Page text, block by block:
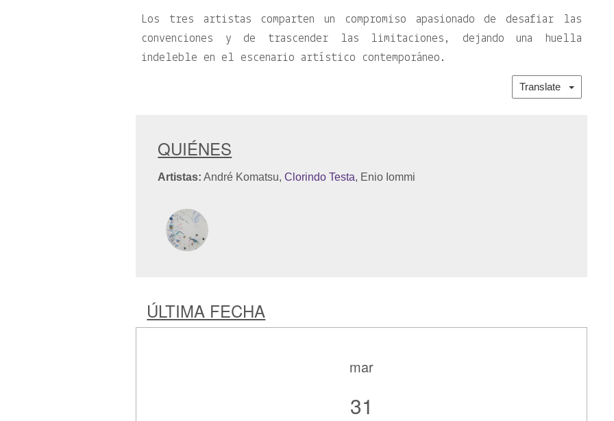
Los tres artistas comparten un compromiso apasionado de desafiar las
convenciones y de trascender las limitaciones, dejando una huella
indeleble en el escenario artístico contemporáneo.
Translate
QUIÉNES
Artistas: André Komatsu,Clorindo Testa, Enio Iommi
ÚLTIMA FECHA
mar
31